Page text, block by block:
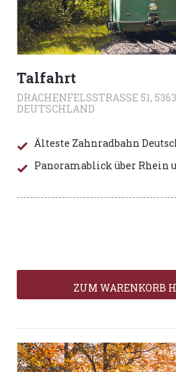
Talfahrt
DRACHENFELSSTRASSE 51,
EUTSCHLAND
Älteste Zahnradbahn
Panoramablick über Rhein
ZUM WARENKORB